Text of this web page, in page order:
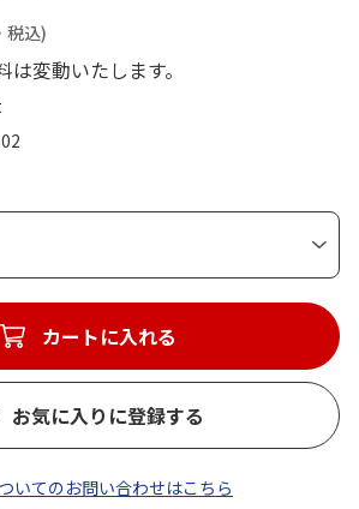
税込)
変動いたします。
カートに入れる
お気に入りに登録する
いてのお問い合わせはこちら